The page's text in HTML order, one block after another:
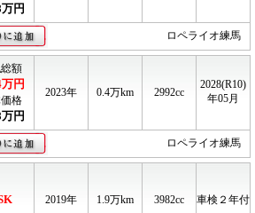
万円
ロペライオ練馬
額
万円
格
万円
2023年 0.4万km 2992cc
2028(R10)
年05月
ロペライオ練馬
2019年 1.9万km 3982cc 車検２年付